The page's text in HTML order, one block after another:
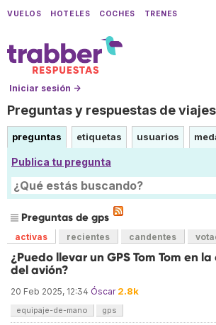
VUELOS HOTELES COCHES TRENES
Iniciar sesión →
Preguntas y respuestas de viajes
preguntas etiquetas usuarios
Publica tu pregunta
Preguntas de gps
activas recientes candentes
¿Puedo llevar un GPS Tom Tom en
del avión?
20 Feb 2025, 12:34 Óscar 2.8k
equipaje-de-mano gps